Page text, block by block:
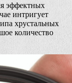
эффектных
интригует
хрустальных
количество